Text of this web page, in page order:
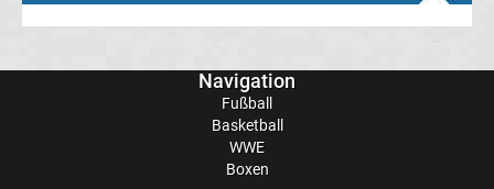
Ergebnisse
Conference
Navigation
Fußball
Basketball
WWE
Boxen